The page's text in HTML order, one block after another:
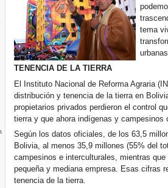
tema
TENENCIA DE LA TIERRA
El Instituto Nacional de Reforma Agraria
distribución y tenencia de la tierra en
propietarios privados perdieron el control
tierra y que ahora indígenas y
Según los datos oficiales, de los 63,5
Bolivia, al menos 35,9 millones (55% del
campesinos e interculturales, mientras
pequeña y mediana empresa. Esas cifras
tenencia de la tierra.